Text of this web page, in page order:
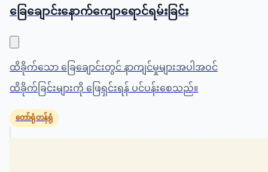
ခြေချောင်းနောက်ကျောရောင်ရမ်းခြင်း
ထိခိုက်သော ခြေချောင်းတွင် နာကျင်မှုများအပါအဝင်
ထိခိုက်ခြင်းများကို ဖြေရှင်းရန် ပင်ပန်းစေသည်။
တော်ရုံတန်ရုံ